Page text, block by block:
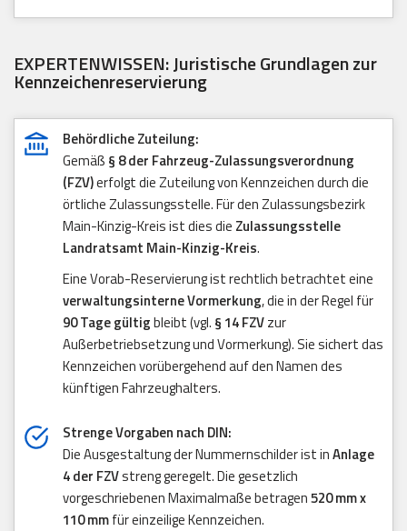
EXPERTENWISSEN: Juristische Grundlagen zur
Kennzeichenreservierung
Behördliche Zuteilung:
Gemäß § 8 der Fahrzeug-Zulassungsverordnung
(FZV)erfolgt die Zuteilung von Kennzeichen durch die
örtliche Zulassungsstelle. Für den Zulassungsbezirk
Main-Kinzig-Kreis ist dies die Zulassungsstelle
Landratsamt Main-Kinzig-Kreis.
Eine Vorab-Reservierung ist rechtlich betrachtet eine
verwaltungsinterne Vormerkung, die in der Regel für
90 Tage gültigbleibt (vgl. § 14 FZVzur
Außerbetriebsetzung und Vormerkung). Sie sichert das
Kennzeichen vorübergehend auf den Namen des
künftigen Fahrzeughalters.
Strenge Vorgaben nach DIN:
Die Ausgestaltung der Nummernschilder ist inAnlage
4 der FZVstreng geregelt. Die gesetzlich
vorgeschriebenen Maximalmaße betragen520 mm x
110 mmfür einzeilige Kennzeichen.